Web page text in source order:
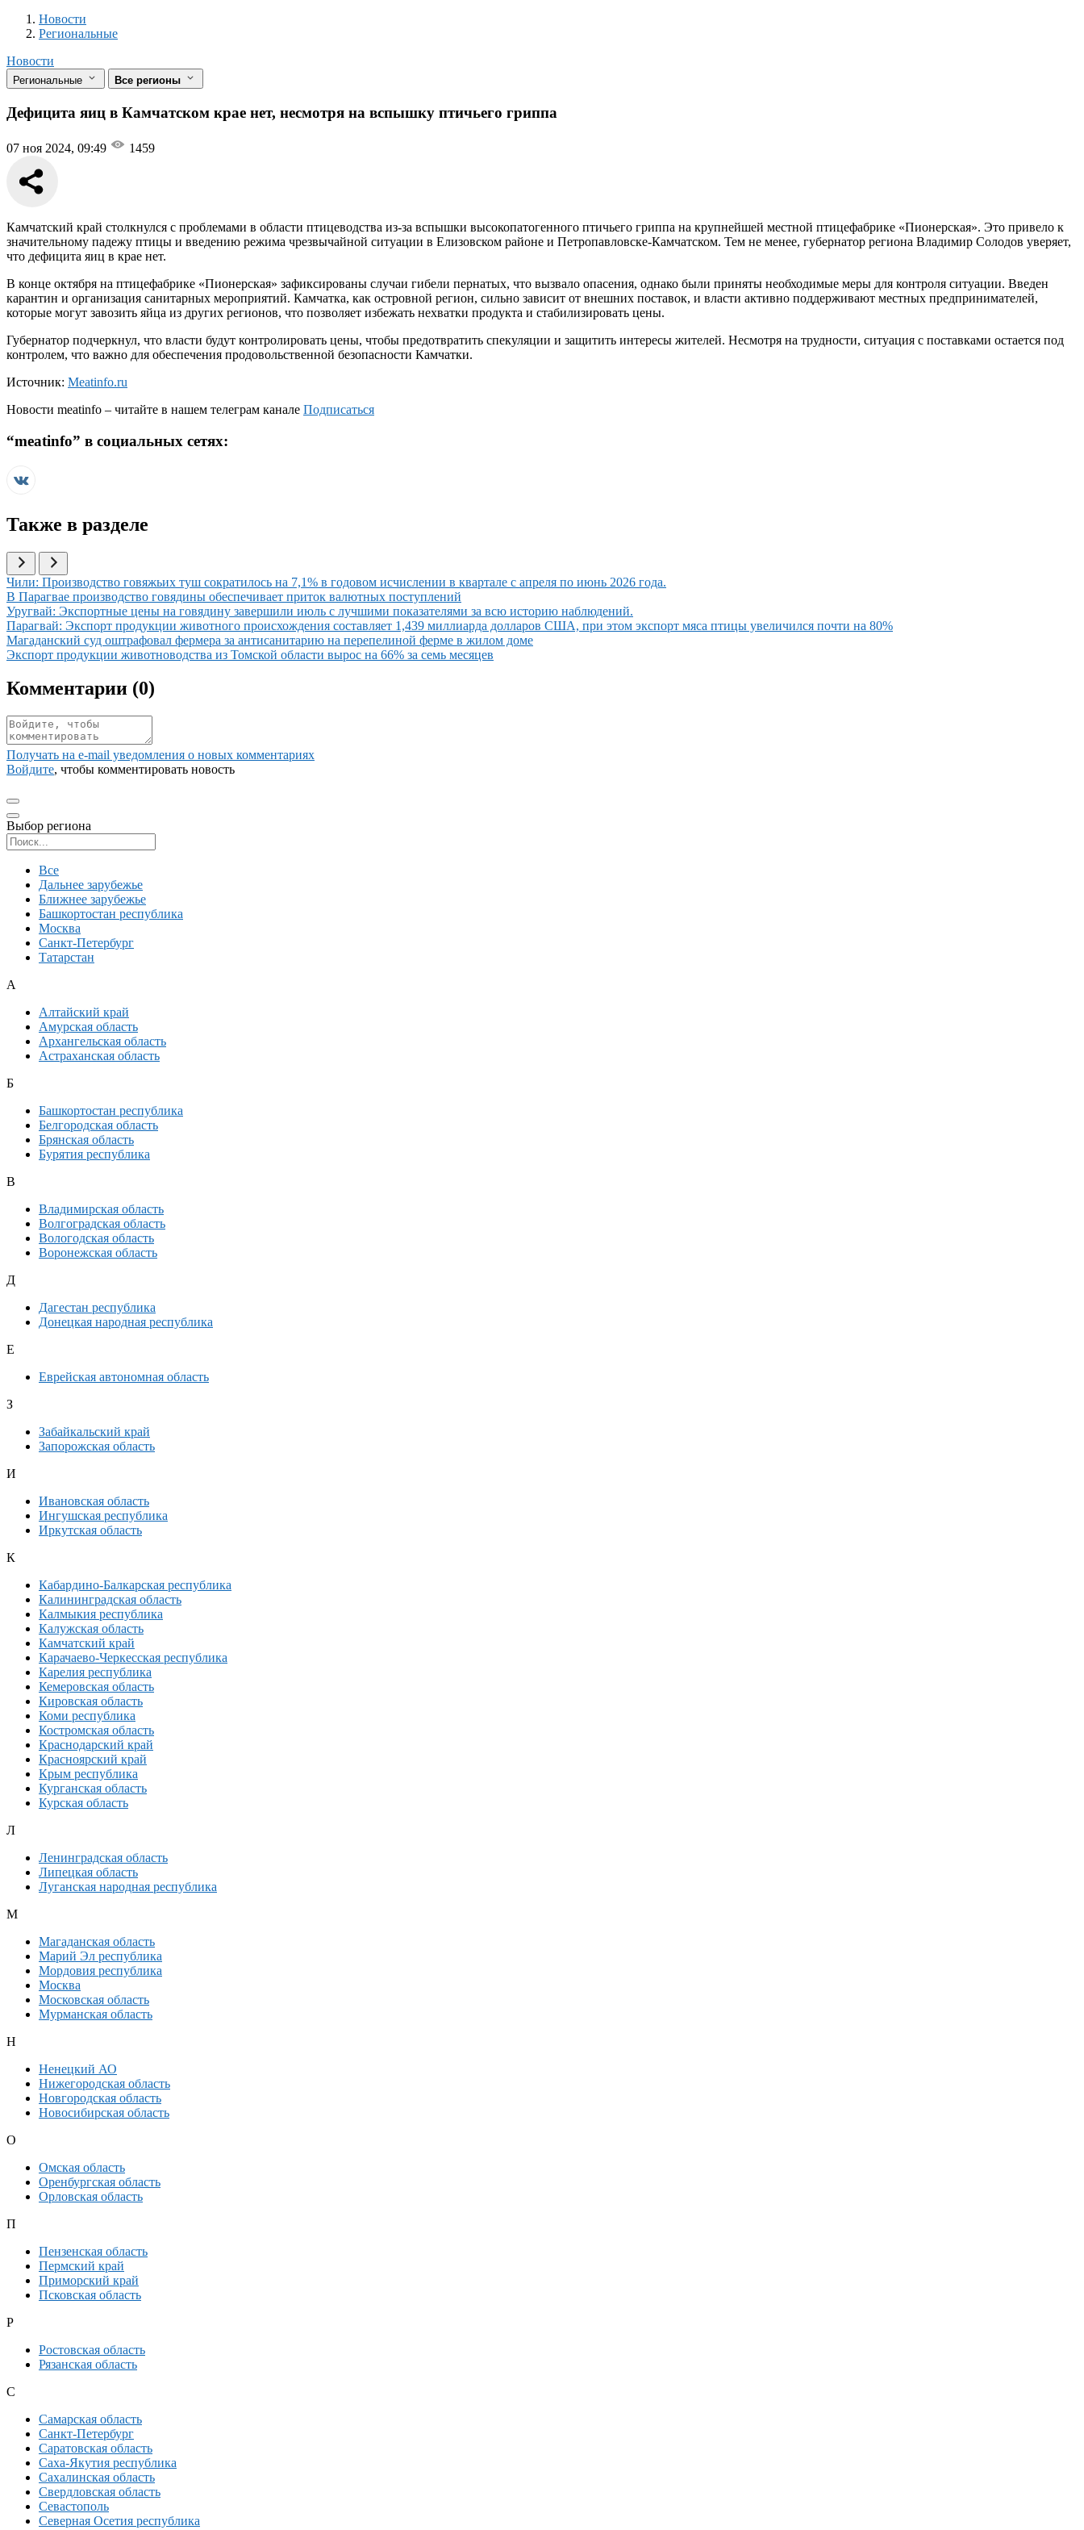
Новости
Разделы
Новости
Региональные
Новости
Региональные Все регионы
Дефицита яиц в Камчатском крае нет, несмотря на вспышку птичьего гриппа
07 ноя 2024, 09:49 1459
Камчатский край столкнулся с проблемами в области птицеводства из-за вспышки высокопатогенного птичьего гриппа на крупнейшей местной птицефабрике «Пионерская». Это привело к
значительному падежу птицы и введению режима чрезвычайной ситуации в Елизовском районе и Петропавловске-Камчатском. Тем не менее, губернатор региона Владимир Солодов уверяет,
что дефицита яиц в крае нет.
В конце октября на птицефабрике «Пионерская» зафиксированы случаи гибели пернатых, что вызвало опасения, однако были приняты необходимые меры для контроля ситуации. Введен
карантин и организация санитарных мероприятий. Камчатка, как островной регион, сильно зависит от внешних поставок, и власти активно поддерживают местных предпринимателей,
которые могут завозить яйца из других регионов, что позволяет избежать нехватки продукта и стабилизировать цены.
Губернатор подчеркнул, что власти будут контролировать цены, чтобы предотвратить спекуляции и защитить интересы жителей. Несмотря на трудности, ситуация с поставками остается под
контролем, что важно для обеспечения продовольственной безопасности Камчатки.
Источник: Meatinfo.ru
Новости meatinfo – читайте в нашем телеграм канале Подписаться
“meatinfo” в социальных сетях:
Также в разделе
Иллюстрация новости
Чили: Производство говяжьих туш сократилось на 7,1% в годовом исчислении в квартале с апреля по июнь 2026 года.
Иллюстрация новости
В Парагвае производство говядины обеспечивает приток валютных поступлений
Иллюстрация новости
Уругвай: Экспортные цены на говядину завершили июль с лучшими показателями за всю историю наблюдений.
Иллюстрация новости
Парагвай: Экспорт продукции животного происхождения составляет 1,439 миллиарда долларов США, при этом экспорт мяса птицы увеличился почти на 80%
Иллюстрация новости
Магаданский суд оштрафовал фермера за антисанитарию на перепелиной ферме в жилом доме
Иллюстрация новости
Экспорт продукции животноводства из Томской области вырос на 66% за семь месяцев
Комментарии (0)
Получать на e‑mail уведомления о новых комментариях
Войдите, чтобы комментировать новость
Выбор региона
Все
Дальнее зарубежье
Ближнее зарубежье
Башкортостан республика
Москва
Санкт-Петербург
Татарстан
А
Алтайский край
Амурская область
Архангельская область
Астраханская область
Б
Башкортостан республика
Белгородская область
Брянская область
Бурятия республика
В
Владимирская область
Волгоградская область
Вологодская область
Воронежская область
Д
Дагестан республика
Донецкая народная республика
Е
Еврейская автономная область
З
Забайкальский край
Запорожская область
И
Ивановская область
Ингушская республика
Иркутская область
К
Кабардино-Балкарская республика
Калининградская область
Калмыкия республика
Калужская область
Камчатский край
Карачаево-Черкесская республика
Карелия республика
Кемеровская область
Кировская область
Коми республика
Костромская область
Краснодарский край
Красноярский край
Крым республика
Курганская область
Курская область
Л
Ленинградская область
Липецкая область
Луганская народная республика
М
Магаданская область
Марий Эл республика
Мордовия республика
Москва
Московская область
Мурманская область
Н
Ненецкий АО
Нижегородская область
Новгородская область
Новосибирская область
О
Омская область
Оренбургская область
Орловская область
П
Пензенская область
Пермский край
Приморский край
Псковская область
Р
Ростовская область
Рязанская область
С
Самарская область
Санкт-Петербург
Саратовская область
Саха-Якутия республика
Сахалинская область
Свердловская область
Севастополь
Северная Осетия республика